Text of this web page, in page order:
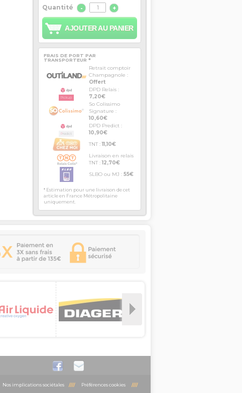
Quantité - +
AJOUTER AU PANIER
FRAIS DE PORT PAR
TRANSPORTEUR *
Retrait comptoir
Champagnole :
Offert
DPD Relais :
7,20€
So Colissimo
Signature :
10,60€
DPD Predict :
10,90€
TNT :11,10€
Livraison en relais
TNT :12,70€
SLBO ou MJ : 55€
* Estimation pour une livraison de cet
article en France Métropolitaine
uniquement.
Nos implications sociétales//// Préférences cookies ////